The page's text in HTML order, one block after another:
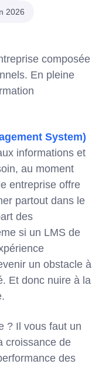
2026
composée
En pleine
System)
informations et
au moment
entreprise offre
partout dans le
des
si un LMS de
un obstacle à
Et donc nuire à la
? Il vous faut un
croissance de
des